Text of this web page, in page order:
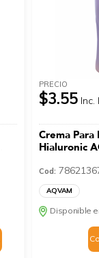
PRECIO
$3.55 Inc.
Crema
Hialuronic
Cod:
AQVAM
Disponible